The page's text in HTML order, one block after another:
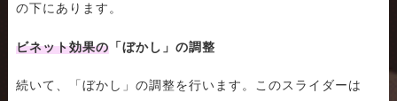
の下にあります。
ビネット効果の「ぼかし」の調整
続いて、「ぼかし」の調整を行います。このスライダーは